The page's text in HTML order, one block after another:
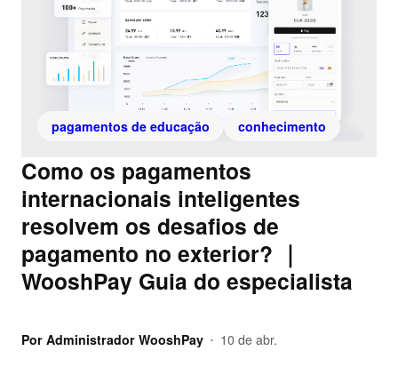
pagamentos de educação conhecimento
Como os pagamentos
internacionais inteligentes
resolvem os desafios de
pagamento no exterior? ｜
WooshPay Guia do especialista
Por Administrador WooshPay • 10 de abr.